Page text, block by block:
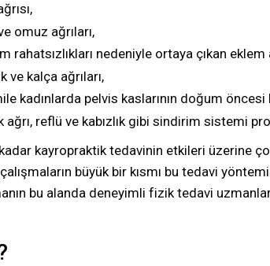
omuz ağrıları,
rahatsızlıkları nedeniyle ortaya çıkan eklem
ve kalça ağrıları,
kadınlarda pelvis kaslarının doğum öncesi
ağrı, reflü ve kabızlık gibi sindirim sistemi
kayropraktik tedavinin etkileri üzerine
büyük bir kısmı bu tedavi
bu alanda deneyimli fizik tedavi